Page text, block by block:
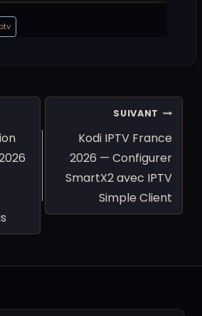
SUIVANT
Kodi IPTV France
2026 — Configurer
SmartX2 avec IPTV
Simple Client